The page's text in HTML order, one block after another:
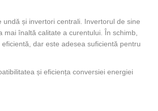
și invertori centrali. Invertorul de sine
înaltă calitate a curentului. În schimb,
dar este adesea suficientă pentru
și eficiența conversiei energiei